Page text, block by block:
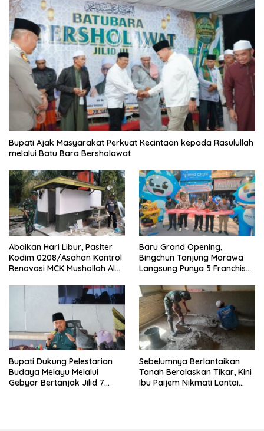
Bupati Ajak Masyarakat Perkuat Kecintaan kepada Rasulullah
melalui Batu Bara Bersholawat
Abaikan Hari Libur, Pasiter
Kodim 0208/Asahan Kontrol
Renovasi MCK Mushollah Al
‎Baru Grand Opening,
Bingchun Tanjung Morawa
Langsung Punya 5 Franchise
Bupati Dukung Pelestarian
Budaya Melayu Melalui
Gebyar Bertanjak Jilid 7
Sebelumnya Berlantaikan
Tanah Beralaskan Tikar, Kini
Ibu Paijem Nikmati Lantai